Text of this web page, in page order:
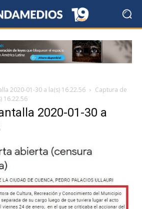
2020-01-30 a la(s) 16.22.56
Captura de
16.22.56
2020-01-30 a